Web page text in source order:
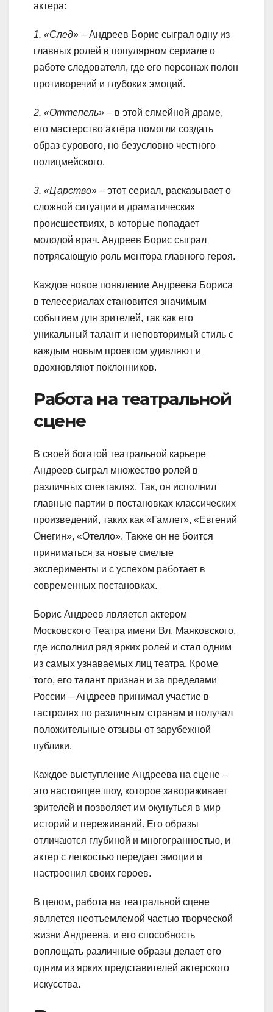
актера:
1. «След» – Андреев Борис сыграл одну из
главных ролей в популярном сериале о
работе следователя, где его персонаж полон
противоречий и глубоких эмоций.
2. «Оттепель» – в этой сямейной драме,
его мастерство актёра помогли создать
образ сурового, но безусловно честного
полицмейского.
3. «Царство» – этот сериал, расказывает о
сложной ситуации и драматических
происшествиях, в которые попадает
молодой врач. Андреев Борис сыграл
потрясающую роль ментора главного героя.
Каждое новое появление Андреева Бориса
в телесериалах становится значимым
событием для зрителей, так как его
уникальный талант и неповторимый стиль с
каждым новым проектом удивляют и
вдохновляют поклонников.
Работа на театральной
сцене
В своей богатой театральной карьере
Андреев сыграл множество ролей в
различных спектаклях. Так, он исполнил
главные партии в постановках классических
произведений, таких как «Гамлет», «Евгений
Онегин», «Отелло». Также он не боится
приниматься за новые смелые
эксперименты и с успехом работает в
современных постановках.
Борис Андреев является актером
Московского Театра имени Вл. Маяковского,
где исполнил ряд ярких ролей и стал одним
из самых узнаваемых лиц театра. Кроме
того, его талант признан и за пределами
России – Андреев принимал участие в
гастролях по различным странам и получал
положительные отзывы от зарубежной
публики.
Каждое выступление Андреева на сцене –
это настоящее шоу, которое завораживает
зрителей и позволяет им окунуться в мир
историй и переживаний. Его образы
отличаются глубиной и многогранностью, и
актер с легкостью передает эмоции и
настроения своих героев.
В целом, работа на театральной сцене
является неотъемлемой частью творческой
жизни Андреева, и его способность
воплощать различные образы делает его
одним из ярких представителей актерского
искусства.